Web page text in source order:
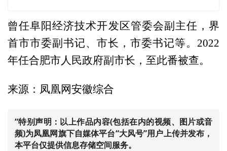
曾任阜阳经济技术开发区管委会副主任，界
首市市委副书记、市长，市委书记等。2022
年任合肥市人民政府副市长，至此番被查。
来源：凤凰网安徽综合
“特别声明：以上作品内容(包括在内的视频、图片或音
频)为凤凰网旗下自媒体平台“大风号”用户上传并发布，
本平台仅提供信息存储空间服务。